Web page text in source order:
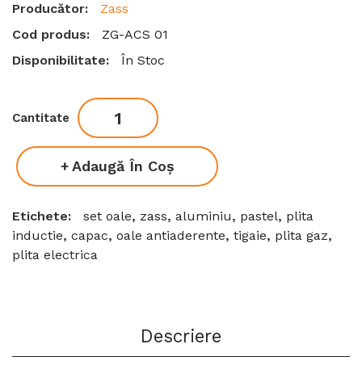
Producător:
Zass
Cod produs:
ZG-ACS 01
Disponibilitate:
În Stoc
Cantitate
Adaugă În Coş
Etichete: set oale, zass, aluminiu, pastel, plita
inductie, capac, oale antiaderente, tigaie, plita gaz,
plita electrica
Descriere